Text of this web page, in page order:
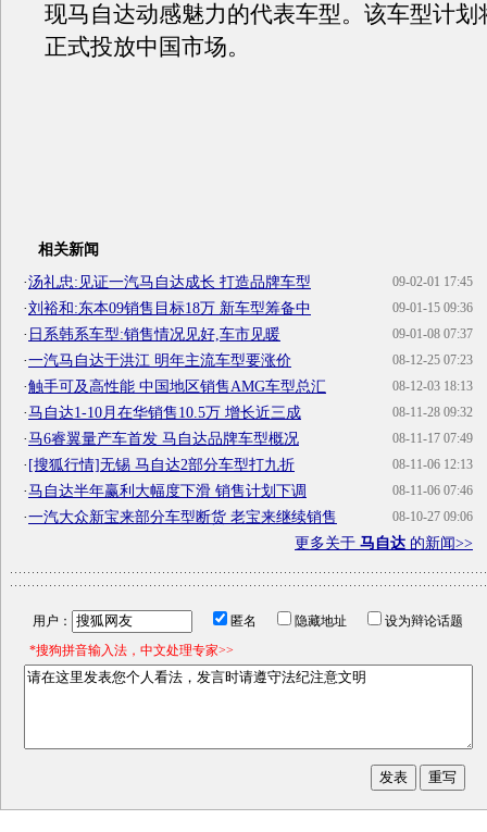
现马自达动感魅力的代表车型。该车型计划
正式投放中国市场。
相关新闻
09-02-01 17:45
·汤礼忠:见证一汽马自达成长 打造品牌车型
09-01-15 09:36
·刘裕和:东本09销售目标18万 新车型筹备中
09-01-08 07:37
· 日系韩系车型:销售情况见好,车市见暖
08-12-25 07:23
·一汽马自达于洪江 明年主流车型要涨价
08-12-03 18:13
·触手可及高性能 中国地区销售AMG车型总汇
08-11-28 09:32
·马自达1-10月在华销售10.5万 增长近三成
08-11-17 07:49
·马6睿翼量产车首发 马自达品牌车型概况
08-11-06 12:13
·[搜狐行情]无锡 马自达2部分车型打九折
08-11-06 07:46
·马自达半年赢利大幅度下滑 销售计划下调
08-10-27 09:06
·一汽大众新宝来部分车型断货 老宝来继续销售
更多关于 马自达 的新闻>>
用户： 匿名 隐藏地址
设为辩论话题
*搜狗拼音输入法，中文处理专家>>